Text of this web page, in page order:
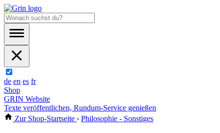
de en es fr
Shop
GRIN Website
Texte veröffentlichen, Rundum-Service genießen
Zur Shop-Startseite › Philosophie - Sonstiges